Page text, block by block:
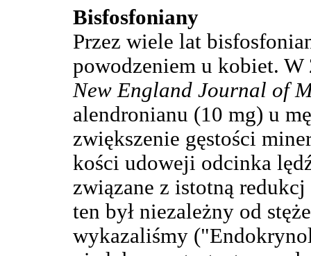
Bisfosfoniany
Przez wiele lat
powodzeniem u kobiet.
New England Journal of
alendronianu (10 mg) u
zwiększenie gęstości
kości udoweji odcinka
związane z istotną
ten był niezależny od
wykazaliśmy